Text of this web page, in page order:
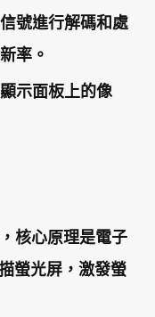
號進行解碼和處
率。
示面板上的像
核心原理是電子
螢光屏，激發螢